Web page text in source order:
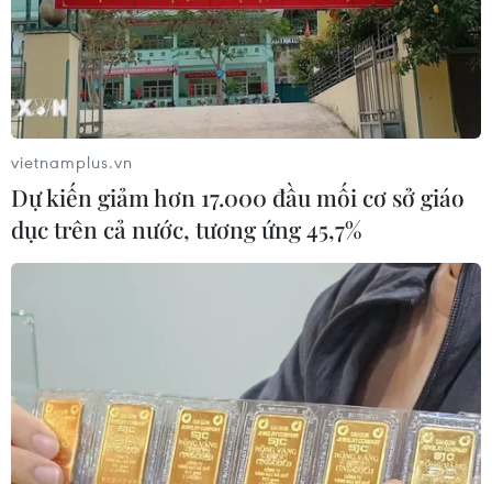
xung đột nhằm ngăn chặn các sự cố hải quân ở khu
vực Địa Trung Hải vốn đang ngày càng nóng lên.
Lãnh đạo NATO và Thổ Nhĩ Kỳ điện đàm
vietnamplus.vn
Dự kiến giảm hơn 17.000 đầu mối cơ sở giáo
dục trên cả nước, tương ứng 45,7%